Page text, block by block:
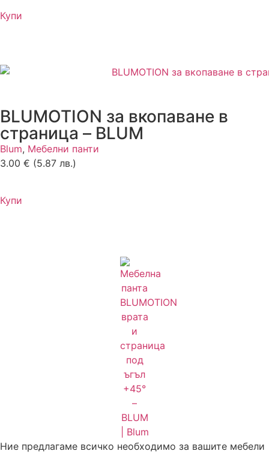
Купи
BLUMOTION за вкопаване в
страница – BLUM
Blum, Мебелни панти
3.00 € (5.87 лв.)
Купи
Ние предлагаме всичко необходимо за вашите мебели